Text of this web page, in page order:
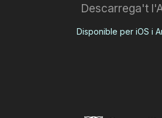
Descarrega't
Disponible per iOS i